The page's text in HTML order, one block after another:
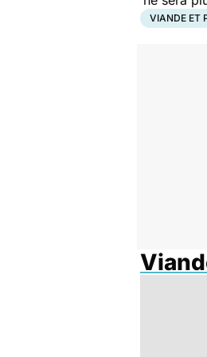
VIANDE ET